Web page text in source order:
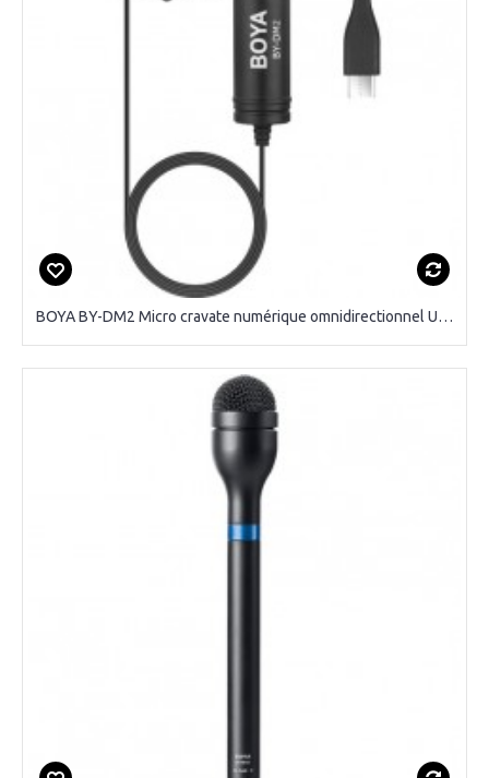
BOYA BY-DM2 Micro cravate numérique omnidirectionnel USB Type-C